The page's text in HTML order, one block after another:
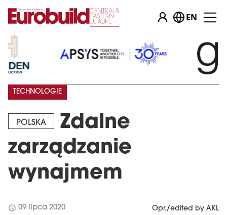
EN
POLSKA
Zdalne
zarządzanie
wynajmem
TECHNOLOGIE
schedule 09 lipca 2020 Opr./edited by AKL